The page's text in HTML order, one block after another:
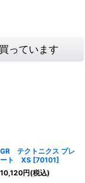
っています
GR テクトニクス プレ
ート XS [70101]
10,120円(税込)